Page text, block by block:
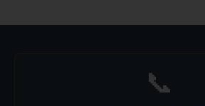
📞